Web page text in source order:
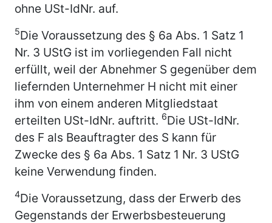
ohne USt-IdNr. auf.
5Die Voraussetzung des § 6a Abs. 1 Satz 1
Nr. 3 UStG ist im vorliegenden Fall nicht
erfüllt, weil der Abnehmer S gegenüber dem
liefernden Unternehmer H nicht mit einer
ihm von einem anderen Mitgliedstaat
erteilten USt-IdNr. auftritt. 6Die USt-IdNr.
des F als Beauftragter des S kann für
Zwecke des § 6a Abs. 1 Satz 1 Nr. 3 UStG
keine Verwendung finden.
4Die Voraussetzung, dass der Erwerb des
Gegenstands der Erwerbsbesteuerung